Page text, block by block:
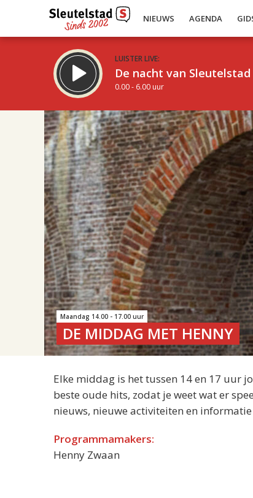
NIEUWS AGENDA
LUISTER LIVE:
De nacht van Sleutelstad
0.00 - 6.00 uur
14.00
Inklappen
Maandag 14.00 - 17.00 uur
DE MIDDAG MET HENNY
Elke middag is het tussen 14 en 17 uur
beste oude hits, zodat je weet wat er
nieuws, nieuwe activiteiten en
Programmamakers:
Henny Zwaan